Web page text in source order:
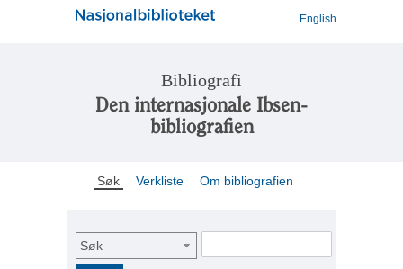
English
Bibliografi
Den internasjonale Ibsen-
bibliografien
Søk Verkliste Om bibliografien
Søk